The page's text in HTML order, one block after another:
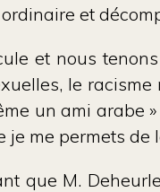
et
et nous
le
un ami
je me permets de
que M.